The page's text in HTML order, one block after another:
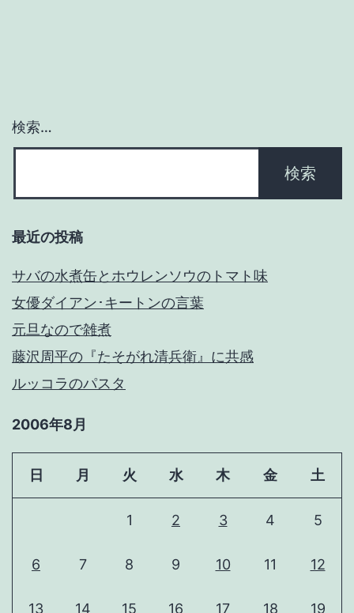
ョ
検索…
最近の投稿
サバの水煮缶とホウレンソウのトマト味
女優ダイアン･キートンの言葉
元旦なので雑煮
藤沢周平の『たそがれ清兵衛』に共感
ルッコラのパスタ
2006年8月
日 月 火 水 木 金 土
1 2 3 4 5
6 7 8 9 10 11 12
13 14 15 16 17 18 19